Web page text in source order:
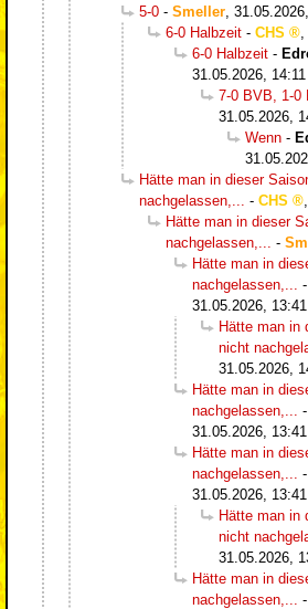
5-0 - Smeller
6-0 Halbzeit - CHS
6-0 Halbzeit -
31.05.2026, 14:11
7-0 BVB, 1-0
31.05.2026,
Wenn -
Hätte man in dieser
nachgelassen,...
- CHS
Hätte man in dieser
nachgelassen,...
-
Hätte man in
nachgelassen,...
-
31.05.2026, 13:41
Hätte man in
nicht
31.05.2026,
Hätte man in
nachgelassen,...
-
31.05.2026, 13:41
Hätte man in
nachgelassen,...
-
31.05.2026, 13:41
Hätte man in
nicht
31.05.2026,
Hätte man in
nachgelassen,...
-